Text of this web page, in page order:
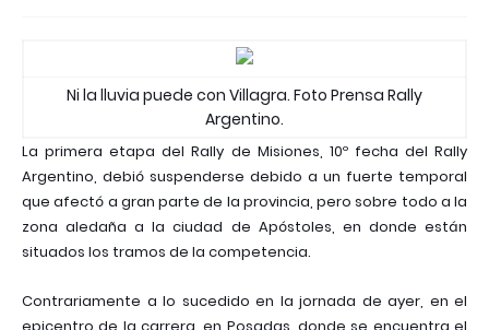
Ni la lluvia puede con Villagra. Foto Prensa Rally
Argentino.
La primera etapa del Rally de Misiones, 10º fecha del Rally
Argentino, debió suspenderse debido a un fuerte temporal
que afectó a gran parte de la provincia, pero sobre todo a la
zona aledaña a la ciudad de Apóstoles, en donde están
situados los tramos de la competencia.
Contrariamente a lo sucedido en la jornada de ayer, en el